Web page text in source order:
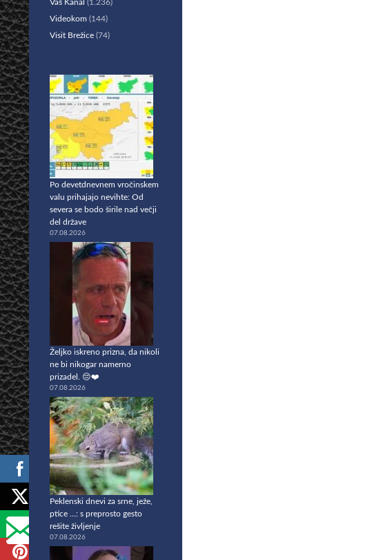
Vaš Kanal (1.236)
Videokom (144)
Visit Brežice (74)
Po devetdnevnem vročinskem
valu prihajajo nevihte: Od
severa se bodo širile nad večji
del države
07.08.2026
Željko iskreno prizna, da nikoli
ne bi nikogar namerno
prizadel. 😔❤️
07.08.2026
Peklenski dnevi za srne, ježe,
ptice …: s preprosto gesto
rešite življenje
07.08.2026